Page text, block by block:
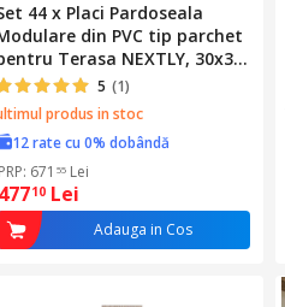
44 x Placi Pardoseala
din PVC tip parchet
Terasa NEXTLY, 30x30
sistem click, imitatie
lemn, 2 cm grosime, acoperire
mp, sistem drenaj,
la intemperii, maro
nuc
5 (1)
produs in stoc
12 rate cu 0% dobândă
PRP: 671 55 Lei
47710 Lei
Adauga in Cos